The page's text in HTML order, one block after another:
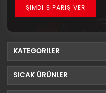
KATEGORILER
SICAK ÜRÜNLER